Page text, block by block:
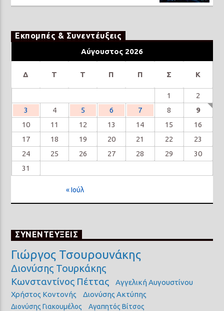
Εκπομπές & Συνεντέυξεις
Αύγουστος 2026
Δ Τ Τ Π Π Σ Κ
1
2
3
4 5 6 7 8
9
10
11 12 13 14 15
16
17
18 19 20 21 22
23
24
25 26 27 28 29
30
31
« Ιούλ
ΣΥΝΕΝΤΕΥΞΕΙΣ
Γιώργος Τσουρουνάκης
Διονύσης Τουρκάκης
Κωνσταντίνος Πέττας
Αγγελική Αυγουστίνου
Χρήστος Κοντονής
Διονύσης Ακτύπης
Διονύσης Γιακουμέλος
Αγαπητός Βίτσος